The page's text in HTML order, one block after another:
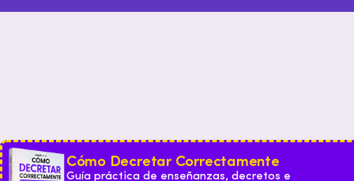
Cómo Decretar Correctamente
Guía práctica de enseñanzas, decretos e